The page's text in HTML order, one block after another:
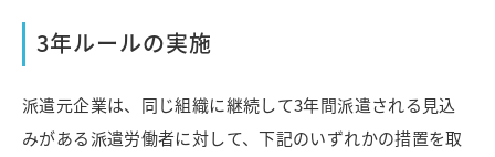
3年ルールの実施
派遣元企業は、同じ組織に継続して3年間派遣される見込
みがある派遣労働者に対して、下記のいずれかの措置を取